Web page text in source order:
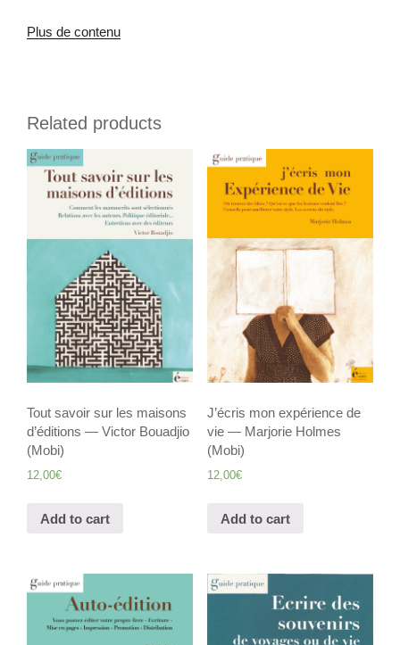
Plus de contenu
Related products
Tout savoir sur les maisons
d’éditions — Victor Bouadjio
(Mobi)
12,00€
Add to cart
J’écris mon expérience de
vie — Marjorie Holmes
(Mobi)
12,00€
Add to cart